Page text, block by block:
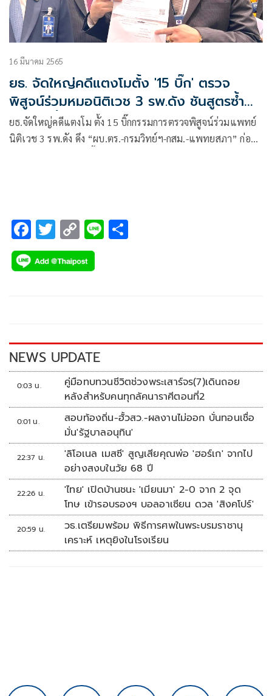
16 มีนาคม 2565
ยธ. จัดใหญ่คดีแตงโมตั้ง '15 บิ๊ก' ตรวจ
พิสูจน์ร่วมหมอนิติเวช 3 รพ.ดัง ชันสูตรซ้ำ
22 มี.ค.นี้
ยธ.จัดใหญ่คดีแตงโม ตั้ง 15 บิ๊กกรรมการตรวจพิสูจน์ร่วมแพทย์
นิติเวช 3 รพ.ดัง ดึง “ผบ.ตร.-กรมวิทย์ฯ-กสม.-แพทยสภา” ก่อน
F
ac
e
k
T
wi
tt
C
o
p
k
Li
NEWS UPDATE
0:03 น.
คู่มือทบทวนชีวิตช่วงพระเสาร์จร(7)เดินถอย
หลังสำหรับคนทุกลัคนาราศีตอนที่2
0:01 น.
สอบท้องถิ่น-ฮั้วสว.-ผลงานไม่ออก บั่นทอนเชื่อ
มั่น'รัฐบาลอนุทิน'
22:37 น.
'ลิโอเนล เมสซี' สูญเสียคุณพ่อ 'ฮอร์เก' จากไป
อย่างสงบในวัย 68 ปี
22:26 น.
'ไทย' เปิดบ้านชนะ 'เมียนมา' 2-0 จาก 2 จุด
โทษ เข้ารอบรองฯ บอลอาเซียน ดวล 'สิงคโปร์'
20:59 น.
วธ.เตรียมพร้อม พิธีการศพในพระบรมราชานุ
เคราะห์ เหตุยิงในโรงเรียน